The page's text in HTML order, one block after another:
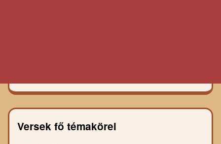
Versek fő témakörei